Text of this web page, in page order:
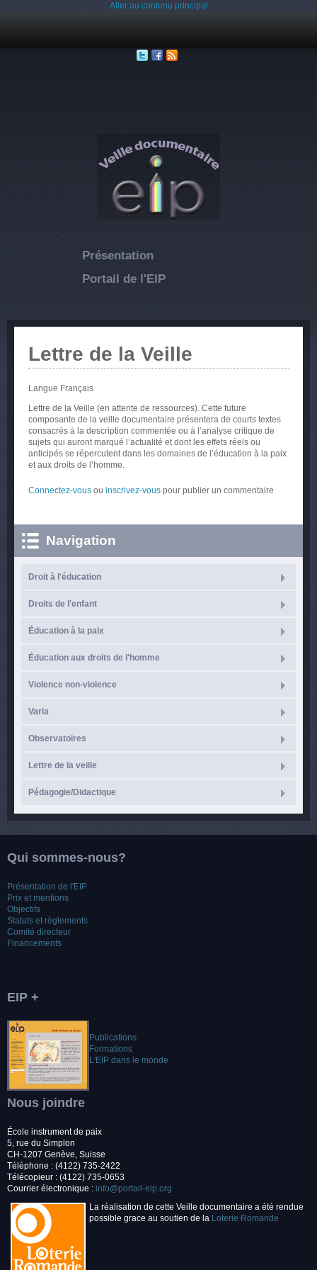
Aller au contenu principal
Présentation
Portail de l'EIP
Lettre de la Veille
Langue Français
Lettre de la Veille (en attente de ressources). Cette future
composante de la veille documentaire présentera de courts textes
consacrés à la description commentée ou à l’analyse critique de
sujets qui auront marqué l’actualité et dont les effets réels ou
anticipés se répercutent dans les domaines de l’éducation à la paix
et aux droits de l’homme.
Connectez-vous ou inscrivez-vous pour publier un commentaire
Navigation
Droit à l'éducation
Droits de l'enfant
Éducation à la paix
Éducation aux droits de l'homme
Violence non-violence
Varia
Observatoires
Lettre de la veille
Pédagogie/Didactique
Qui sommes-nous?
Présentation de l'EIP
Prix et mentions
Objectifs
Statuts et règlements
Comité directeur
Financements
EIP +
Publications
Formations
L'EIP dans le monde
Nous joindre
École instrument de paix
5, rue du Simplon
CH-1207 Genève, Suisse
Téléphone : (4122) 735-2422
Télécopieur : (4122) 735-0653
Courrier électronique : info@portail-eip.org
La réalisation de cette Veille documentaire a été rendue
possible grace au soutien de la Loterie Romande